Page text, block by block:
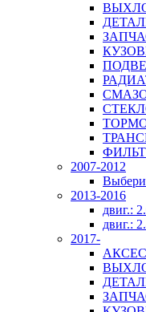
2007-2012
2013-2016
двиг.:
двиг.:
2017-